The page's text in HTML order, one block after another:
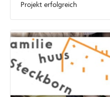
Projekt erfolgreich